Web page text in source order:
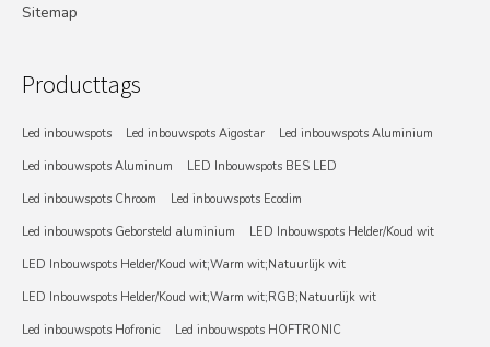
Sitemap
Producttags
Led inbouwspots Led inbouwspots Aigostar
Led inbouwspots Aluminium
Led inbouwspots Aluminum
LED Inbouwspots BES LED
Led inbouwspots Chroom
Led inbouwspots Ecodim
Led inbouwspots Geborsteld aluminium
LED Inbouwspots Helder/Koud wit
LED Inbouwspots Helder/Koud wit;Warm wit;Natuurlijk wit
LED Inbouwspots Helder/Koud wit;Warm wit;RGB;Natuurlijk wit
Led inbouwspots Hofronic
Led inbouwspots HOFTRONIC